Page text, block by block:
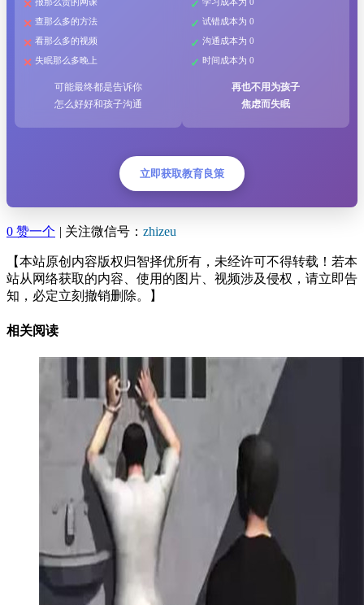
查那么多的方法
看那么多的视频
失眠那么多晚上
可能最终都是告诉你
怎么好好和孩子沟通
试错成本为 0
沟通成本为 0
时间成本为 0
再也不用为孩子
焦虑而失眠
立即获取教育良策
0 赞一个 | 关注微信号： zhizeu
【本站原创内容版权归智择优所有，未经许可不得转载！若本
站从网络获取的内容、使用的图片、视频涉及侵权，请立即告
知，必定立刻撤销删除。】
相关阅读